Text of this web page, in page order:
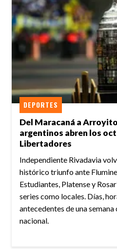
Del Maracaná a
argentinos abren los
Libertadores
DEPORTES
Independiente Rivadavia
histórico triunfo ante
Estudiantes, Platense y
series como locales. Días,
antecedentes de una
nacional.